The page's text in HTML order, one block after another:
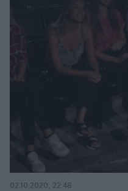
02.10.2020, 22:48